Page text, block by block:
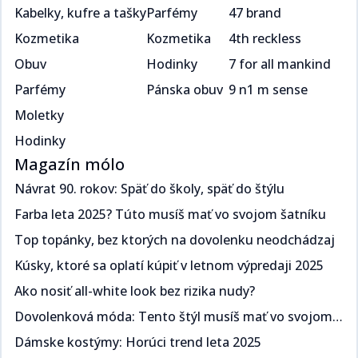
Kabelky, kufre a tašky
Kozmetika
Obuv
Parfémy
Moletky
Hodinky
Parfémy
Kozmetika
Hodinky
Pánska obuv
47 brand
4th reckless
7 for all mankind
9 n1 m sense
Magazín mólo
Návrat 90. rokov: Späť do školy, späť do štýlu​​​​‌ ‍ ​‍​‍‌‍ ‌ ​‍‌‍‍‌‌‍‌ ‌‍‍‌‌‍ ‍​‍​‍​ ‍‍​‍​‍‌ ​ ‌‍​‌‌‍ ‍‌‍‍‌‌ ‌​‌ ‍‌​‍ ‍‌‍‍‌‌‍ ​‍​‍​‍ ​​‍​‍‌‍‍​‌ ​‍‌‍‌‌‌‍‌‍​‍​‍​ ‍‍​‍​‍‌‍‍​‌ ‌​‌ ‌​‌ ​​​ ‍‍​‍ ​‍ ‌‍ ​‌‍ ‌‍​ ‌‍​‌‌‍ ​‌‍‍​‌‍ ‌ ​ ‌ ‌​​ ‍‍​ ​ ​ ​​​ ​​​ ​​​‍ ‌ ​ ‌ ‌​‌ ‌‌‌‍‌​‌‍‍‌‌‍ ​‍ ‌‍‍‌‌‍ ‍‌ ‌​‌‍‌‌‌‍ ‍‌ ‌​​‍ ‌‍‌‌‌‍‌​‌‍‍‌‌ ‌​​‍ ‌‍ ‌‌‍ ‌‍‌​‌‍‌‌​ ‌‌ ​​‌ ​‍‌‍‌‌‌ ​ ‌‍‌‌‌‍ ‍‌ ‌​‌‍​‌‌ ‌​‌‍‍‌‌‍ ‌‍ ‍​ ‍ ‌‍‍‌‌‍‌​​ ‌​ ​‍‌‍​ ‌‍​ ‌‍‌​​ ‍​​ ‍​​ ‌‌​ ​‌​‍ ‌​ ‍​​ ​ ‌‍​‌​ ​‌​‍ ‌​ ‌​‌‍‌​​ ​‌​ ​‍​‍ ‌‌‍​‌‌‍​‌​ ​​​ ​​​‍ ‌​ ‍‌​ ‌ ​ ​‌‌‍​ ​ ​‌​ ​‌‌‍​‍‌‍‌​​ ​‍‌‍‌​‌‍‌‍​ ‌ ​ ‍ ‌ ‌​‌ ‍‌‌ ​​‌‍‌‌​ ‌‌ ​​‌‍ ‌ ​ ‌ ‌​​ ‍ ‌ ​​‌‍​‌‌ ‌​‌‍‍​​ ‌‌ ‌​‌‍‍‌‌ ‌​‌‍ ​‌‍‌‌​ ‌‍​‍‌‍​‌‌ ​ ‌‍‌‌‌‌‌‌‌ ​‍‌‍ ​​ ‌‌‍‍​‌ ‌​‌ ‌​‌ ​​​‍‌‌​ ​ ‌​​‌​‍‌‌​ ​‍‌​‌‍​‍‌‌​ ​‍‌​‌‍‌‍ ​‌‍ ‌‍​ ‌‍​‌‌‍ ​‌‍‍​‌‍ ‌ ​ ‌ ‌​​‍‌‌​ ​ ‌​​‌​ ​ ​ ​​​ ​​​ ​​​‍‌‌​ ​‍‌​‌‍‌ ​ ‌ ‌​‌ ‌‌‌‍‌​‌‍‍‌‌‍ ​‍‌‍‌‍‍‌‌‍‌​​ ‌​ ​‍‌‍​ ‌‍​ ‌‍‌​​ ‍​​ ‍​​ ‌‌​ ​‌​‍ ‌​ ‍​​ ​ ‌‍​‌​ ​‌​‍ ‌​ ‌​‌‍‌​​ ​‌​ ​‍​‍ ‌‌‍​‌‌‍​‌​ ​​​ ​​​‍ ‌​ ‍‌​ ‌ ​ ​‌‌‍​ ​ ​‌​ ​‌‌‍​‍‌‍‌​​ ​‍‌‍‌​‌‍‌‍​ ‌ ​‍‌‍‌ ‌​‌ ‍‌‌ ​​‌‍‌‌​ ‌‌ ​​‌‍ ‌ ​ ‌ ‌​​‍‌‍‌ ​​‌‍​‌‌ ‌​‌‍‍​​ ‌‌ ‌​‌‍‍‌‌ ‌​‌‍ ​‌‍‌‌​‍‌‍‌ ​​‌‍‌‌‌ ​‍‌ ​ ‌ ​​‌‍‌‌‌‍​ ‌ ‌​‌‍‍‌‌ ‌‍‌‍‌‌​ ‌‌ ​​‌ ‌‌‌‍​‍‌‍ ​‌‍‍‌‌ ​ ‌‍‍​‌‍‌‌‌‍‌​​‍​‍‌ ‌
Farba leta 2025? Túto musíš mať vo svojom šatníku ​​​​‌ ‍ ​‍​‍‌‍ ‌ ​‍‌‍‍‌‌‍‌ ‌‍‍‌‌‍ ‍​‍​‍​ ‍‍​‍​‍‌ ​ ‌‍​‌‌‍ ‍‌‍‍‌‌ ‌​‌ ‍‌​‍ ‍‌‍‍‌‌‍ ​‍​‍​‍ ​​‍​‍‌‍‍​‌ ​‍‌‍‌‌‌‍‌‍​‍​‍​ ‍‍​‍​‍‌‍‍​‌ ‌​‌ ‌​‌ ​​​ ‍‍​‍ ​‍ ‌‍ ​‌‍ ‌‍​ ‌‍​‌‌‍ ​‌‍‍​‌‍ ‌ ​ ‌ ‌​​ ‍‍​ ​ ​ ​​​ ​​​ ​​​‍ ‌ ​ ‌ ‌​‌ ‌‌‌‍‌​‌‍‍‌‌‍ ​‍ ‌‍‍‌‌‍ ‍‌ ‌​‌‍‌‌‌‍ ‍‌ ‌​​‍ ‌‍‌‌‌‍‌​‌‍‍‌‌ ‌​​‍ ‌‍ ‌‌‍ ‌‍‌​‌‍‌‌​ ‌‌ ​​‌ ​‍‌‍‌‌‌ ​ ‌‍‌‌‌‍ ‍‌ ‌​‌‍​‌‌ ‌​‌‍‍‌‌‍ ‌‍ ‍​ ‍ ‌‍‍‌‌‍‌​​ ‌​ ​‌‌‍​‌​ ‌​​ ‌‍​ ​​‌‍​‌​ ​‍‌‍​‍​‍ ‌​ ‍​‌‍​‍‌‍​‍‌‍‌‍​‍ ‌​ ‌​‌‍‌‍​ ​​​ ​‍​‍ ‌‌‍​‌‌‍​‍​ ‌ ‌‍‌‍​‍ ‌‌‍‌‍​ ‍‌‌‍​ ‌‍​‍​ ‍‌​ ‍‌‌‍‌‌​ ​​‌‍‌‍​ ​ ‌‍‌​​ ​‍​ ‍ ‌ ‌​‌ ‍‌‌ ​​‌‍‌‌​ ‌‌ ​​‌‍ ‌ ​ ‌ ‌​​ ‍ ‌ ​​‌‍​‌‌ ‌​‌‍‍​​ ‌‌ ‌​‌‍‍‌‌ ‌​‌‍ ​‌‍‌‌​ ‌‍​‍‌‍​‌‌ ​ ‌‍‌‌‌‌‌‌‌ ​‍‌‍ ​​ ‌‌‍‍​‌ ‌​‌ ‌​‌ ​​​‍‌‌​ ​ ‌​​‌​‍‌‌​ ​‍‌​‌‍​‍‌‌​ ​‍‌​‌‍‌‍ ​‌‍ ‌‍​ ‌‍​‌‌‍ ​‌‍‍​‌‍ ‌ ​ ‌ ‌​​‍‌‌​ ​ ‌​​‌​ ​ ​ ​​​ ​​​ ​​​‍‌‌​ ​‍‌​‌‍‌ ​ ‌ ‌​‌ ‌‌‌‍‌​‌‍‍‌‌‍ ​‍‌‍‌‍‍‌‌‍‌​​ ‌​ ​‌‌‍​‌​ ‌​​ ‌‍​ ​​‌‍​‌​ ​‍‌‍​‍​‍ ‌​ ‍​‌‍​‍‌‍​‍‌‍‌‍​‍ ‌​ ‌​‌‍‌‍​ ​​​ ​‍​‍ ‌‌‍​‌‌‍​‍​ ‌ ‌‍‌‍​‍ ‌‌‍‌‍​ ‍‌‌‍​ ‌‍​‍​ ‍‌​ ‍‌‌‍‌‌​ ​​‌‍‌‍​ ​ ‌‍‌​​ ​‍​‍‌‍‌ ‌​‌ ‍‌‌ ​​‌‍‌‌​ ‌‌ ​​‌‍ ‌ ​ ‌ ‌​​‍‌‍‌ ​​‌‍​‌‌ ‌​‌‍‍​​ ‌‌ ‌​‌‍‍‌‌ ‌​‌‍ ​‌‍‌‌​‍‌‍‌ ​​‌‍‌‌‌ ​‍‌ ​ ‌ ​​‌‍‌‌‌‍​ ‌ ‌​‌‍‍‌‌ ‌‍‌‍‌‌​ ‌‌ ​​‌ ‌‌‌‍​‍‌‍ ​‌‍‍‌‌ ​ ‌‍‍​‌‍‌‌‌‍‌​​‍​‍‌ ‌
Top topánky, bez ktorých na dovolenku neodchádzaj​​​​‌ ‍ ​‍​‍‌‍ ‌ ​‍‌‍‍‌‌‍‌ ‌‍‍‌‌‍ ‍​‍​‍​ ‍‍​‍​‍‌ ​ ‌‍​‌‌‍ ‍‌‍‍‌‌ ‌​‌ ‍‌​‍ ‍‌‍‍‌‌‍ ​‍​‍​‍ ​​‍​‍‌‍‍​‌ ​‍‌‍‌‌‌‍‌‍​‍​‍​ ‍‍​‍​‍‌‍‍​‌ ‌​‌ ‌​‌ ​​​ ‍‍​‍ ​‍ ‌‍ ​‌‍ ‌‍​ ‌‍​‌‌‍ ​‌‍‍​‌‍ ‌ ​ ‌ ‌​​ ‍‍​ ​ ​ ​​​ ​​​ ​​​‍ ‌ ​ ‌ ‌​‌ ‌‌‌‍‌​‌‍‍‌‌‍ ​‍ ‌‍‍‌‌‍ ‍‌ ‌​‌‍‌‌‌‍ ‍‌ ‌​​‍ ‌‍‌‌‌‍‌​‌‍‍‌‌ ‌​​‍ ‌‍ ‌‌‍ ‌‍‌​‌‍‌‌​ ‌‌ ​​‌ ​‍‌‍‌‌‌ ​ ‌‍‌‌‌‍ ‍‌ ‌​‌‍​‌‌ ‌​‌‍‍‌‌‍ ‌‍ ‍​ ‍ ‌‍‍‌‌‍‌​​ ‌​ ​‌​ ‍‌​ ​‍‌‍​ ​ ‌ ​ ​‌​ ‌‌​ ​‍​‍ ‌‌‍​‌‌‍​‌​ ‍​‌‍​‍​‍ ‌​ ‌​​ ‌‌​ ‍‌‌‍‌‍​‍ ‌‌‍​‌​ ‍​​ ‌ ​ ‍​​‍ ‌​ ‍‌​ ‌ ​ ​​​ ‍‌‌‍​ ​ ‍​​ ‍‌​ ​‍​ ​​‌‍‌‍‌‍​‍‌‍‌‌​ ‍ ‌ ‌​‌ ‍‌‌ ​​‌‍‌‌​ ‌‌ ​​‌‍ ‌ ​ ‌ ‌​​ ‍ ‌ ​​‌‍​‌‌ ‌​‌‍‍​​ ‌‌ ‌​‌‍‍‌‌ ‌​‌‍ ​‌‍‌‌​ ‌‍​‍‌‍​‌‌ ​ ‌‍‌‌‌‌‌‌‌ ​‍‌‍ ​​ ‌‌‍‍​‌ ‌​‌ ‌​‌ ​​​‍‌‌​ ​ ‌​​‌​‍‌‌​ ​‍‌​‌‍​‍‌‌​ ​‍‌​‌‍‌‍ ​‌‍ ‌‍​ ‌‍​‌‌‍ ​‌‍‍​‌‍ ‌ ​ ‌ ‌​​‍‌‌​ ​ ‌​​‌​ ​ ​ ​​​ ​​​ ​​​‍‌‌​ ​‍‌​‌‍‌ ​ ‌ ‌​‌ ‌‌‌‍‌​‌‍‍‌‌‍ ​‍‌‍‌‍‍‌‌‍‌​​ ‌​ ​‌​ ‍‌​ ​‍‌‍​ ​ ‌ ​ ​‌​ ‌‌​ ​‍​‍ ‌‌‍​‌‌‍​‌​ ‍​‌‍​‍​‍ ‌​ ‌​​ ‌‌​ ‍‌‌‍‌‍​‍ ‌‌‍​‌​ ‍​​ ‌ ​ ‍​​‍ ‌​ ‍‌​ ‌ ​ ​​​ ‍‌‌‍​ ​ ‍​​ ‍‌​ ​‍​ ​​‌‍‌‍‌‍​‍‌‍‌‌​‍‌‍‌ ‌​‌ ‍‌‌ ​​‌‍‌‌​ ‌‌ ​​‌‍ ‌ ​ ‌ ‌​​‍‌‍‌ ​​‌‍​‌‌ ‌​‌‍‍​​ ‌‌ ‌​‌‍‍‌‌ ‌​‌‍ ​‌‍‌‌​‍‌‍‌ ​​‌‍‌‌‌ ​‍‌ ​ ‌ ​​‌‍‌‌‌‍​ ‌ ‌​‌‍‍‌‌ ‌‍‌‍‌‌​ ‌‌ ​​‌ ‌‌‌‍​‍‌‍ ​‌‍‍‌‌ ​ ‌‍‍​‌‍‌‌‌‍‌​​‍​‍‌ ‌
Kúsky, ktoré sa oplatí kúpiť v letnom výpredaji 2025​​​​‌ ‍ ​‍​‍‌‍ ‌ ​‍‌‍‍‌‌‍‌ ‌‍‍‌‌‍ ‍​‍​‍​ ‍‍​‍​‍‌ ​ ‌‍​‌‌‍ ‍‌‍‍‌‌ ‌​‌ ‍‌​‍ ‍‌‍‍‌‌‍ ​‍​‍​‍ ​​‍​‍‌‍‍​‌ ​‍‌‍‌‌‌‍‌‍​‍​‍​ ‍‍​‍​‍‌‍‍​‌ ‌​‌ ‌​‌ ​​​ ‍‍​‍ ​‍ ‌‍ ​‌‍ ‌‍​ ‌‍​‌‌‍ ​‌‍‍​‌‍ ‌ ​ ‌ ‌​​ ‍‍​ ​ ​ ​​​ ​​​ ​​​‍ ‌ ​ ‌ ‌​‌ ‌‌‌‍‌​‌‍‍‌‌‍ ​‍ ‌‍‍‌‌‍ ‍‌ ‌​‌‍‌‌‌‍ ‍‌ ‌​​‍ ‌‍‌‌‌‍‌​‌‍‍‌‌ ‌​​‍ ‌‍ ‌‌‍ ‌‍‌​‌‍‌‌​ ‌‌ ​​‌ ​‍‌‍‌‌‌ ​ ‌‍‌‌‌‍ ‍‌ ‌​‌‍​‌‌ ‌​‌‍‍‌‌‍ ‌‍ ‍​ ‍ ‌‍‍‌‌‍‌​​ ‌‌‍​‌‌‍​‍​ ​ ​ ‌​‌‍‌​‌‍‌‌​ ​ ‌‍‌​​‍ ‌​ ‍‌​ ​‌​ ‍‌​ ​‍​‍ ‌​ ‌​‌‍​‌​ ​‌​ ‍​​‍ ‌‌‍​‌​ ‌‌​ ‍​‌‍‌‌​‍ ‌‌‍‌‍​ ‌‌‌‍​‌‌‍​‌​ ​‌‌‍​ ​ ‍‌​ ‌ ‌‍‌​‌‍​‌​ ​​‌‍​ ​ ‍ ‌ ‌​‌ ‍‌‌ ​​‌‍‌‌​ ‌‌ ​​‌‍ ‌ ​ ‌ ‌​​ ‍ ‌ ​​‌‍​‌‌ ‌​‌‍‍​​ ‌‌ ‌​‌‍‍‌‌ ‌​‌‍ ​‌‍‌‌​ ‌‍​‍‌‍​‌‌ ​ ‌‍‌‌‌‌‌‌‌ ​‍‌‍ ​​ ‌‌‍‍​‌ ‌​‌ ‌​‌ ​​​‍‌‌​ ​ ‌​​‌​‍‌‌​ ​‍‌​‌‍​‍‌‌​ ​‍‌​‌‍‌‍ ​‌‍ ‌‍​ ‌‍​‌‌‍ ​‌‍‍​‌‍ ‌ ​ ‌ ‌​​‍‌‌​ ​ ‌​​‌​ ​ ​ ​​​ ​​​ ​​​‍‌‌​ ​‍‌​‌‍‌ ​ ‌ ‌​‌ ‌‌‌‍‌​‌‍‍‌‌‍ ​‍‌‍‌‍‍‌‌‍‌​​ ‌‌‍​‌‌‍​‍​ ​ ​ ‌​‌‍‌​‌‍‌‌​ ​ ‌‍‌​​‍ ‌​ ‍‌​ ​‌​ ‍‌​ ​‍​‍ ‌​ ‌​‌‍​‌​ ​‌​ ‍​​‍ ‌‌‍​‌​ ‌‌​ ‍​‌‍‌‌​‍ ‌‌‍‌‍​ ‌‌‌‍​‌‌‍​‌​ ​‌‌‍​ ​ ‍‌​ ‌ ‌‍‌​‌‍​‌​ ​​‌‍​ ​‍‌‍‌ ‌​‌ ‍‌‌ ​​‌‍‌‌​ ‌‌ ​​‌‍ ‌ ​ ‌ ‌​​‍‌‍‌ ​​‌‍​‌‌ ‌​‌‍‍​​ ‌‌ ‌​‌‍‍‌‌ ‌​‌‍ ​‌‍‌‌​‍‌‍‌ ​​‌‍‌‌‌ ​‍‌ ​ ‌ ​​‌‍‌‌‌‍​ ‌ ‌​‌‍‍‌‌ ‌‍‌‍‌‌​ ‌‌ ​​‌ ‌‌‌‍​‍‌‍ ​‌‍‍‌‌ ​ ‌‍‍​‌‍‌‌‌‍‌​​‍​‍‌ ‌
Ako nosiť all-white look bez rizika nudy?​​​​‌ ‍ ​‍​‍‌‍ ‌ ​‍‌‍‍‌‌‍‌ ‌‍‍‌‌‍ ‍​‍​‍​ ‍‍​‍​‍‌ ​ ‌‍​‌‌‍ ‍‌‍‍‌‌ ‌​‌ ‍‌​‍ ‍‌‍‍‌‌‍ ​‍​‍​‍ ​​‍​‍‌‍‍​‌ ​‍‌‍‌‌‌‍‌‍​‍​‍​ ‍‍​‍​‍‌‍‍​‌ ‌​‌ ‌​‌ ​​​ ‍‍​‍ ​‍ ‌‍ ​‌‍ ‌‍​ ‌‍​‌‌‍ ​‌‍‍​‌‍ ‌ ​ ‌ ‌​​ ‍‍​ ​ ​ ​​​ ​​​ ​​​‍ ‌ ​ ‌ ‌​‌ ‌‌‌‍‌​‌‍‍‌‌‍ ​‍ ‌‍‍‌‌‍ ‍‌ ‌​‌‍‌‌‌‍ ‍‌ ‌​​‍ ‌‍‌‌‌‍‌​‌‍‍‌‌ ‌​​‍ ‌‍ ‌‌‍ ‌‍‌​‌‍‌‌​ ‌‌ ​​‌ ​‍‌‍‌‌‌ ​ ‌‍‌‌‌‍ ‍‌ ‌​‌‍​‌‌ ‌​‌‍‍‌‌‍ ‌‍ ‍​ ‍ ‌‍‍‌‌‍‌​​ ‌‌‍‌‍​ ‌‌​ ‍‌​ ‍‌​ ‍​​ ‌‌‌‍‌‍​ ​ ​‍ ‌​ ‍‌‌‍​ ​ ​ ‌‍​‌​‍ ‌​ ‌​‌‍‌‌​ ‌​​ ​​​‍ ‌​ ‍​​ ‌ ​ ​‍‌‍‌‌​‍ ‌​ ‌​​ ​‌‌‍‌​‌‍‌‌‌‍‌‌‌‍​‍‌‍‌‌​ ​‌​ ‍‌‌‍‌‌​ ‌‍​ ‌ ​ ‍ ‌ ‌​‌ ‍‌‌ ​​‌‍‌‌​ ‌‌ ​​‌‍ ‌ ​ ‌ ‌​​ ‍ ‌ ​​‌‍​‌‌ ‌​‌‍‍​​ ‌‌ ‌​‌‍‍‌‌ ‌​‌‍ ​‌‍‌‌​ ‌‍​‍‌‍​‌‌ ​ ‌‍‌‌‌‌‌‌‌ ​‍‌‍ ​​ ‌‌‍‍​‌ ‌​‌ ‌​‌ ​​​‍‌‌​ ​ ‌​​‌​‍‌‌​ ​‍‌​‌‍​‍‌‌​ ​‍‌​‌‍‌‍ ​‌‍ ‌‍​ ‌‍​‌‌‍ ​‌‍‍​‌‍ ‌ ​ ‌ ‌​​‍‌‌​ ​ ‌​​‌​ ​ ​ ​​​ ​​​ ​​​‍‌‌​ ​‍‌​‌‍‌ ​ ‌ ‌​‌ ‌‌‌‍‌​‌‍‍‌‌‍ ​‍‌‍‌‍‍‌‌‍‌​​ ‌‌‍‌‍​ ‌‌​ ‍‌​ ‍‌​ ‍​​ ‌‌‌‍‌‍​ ​ ​‍ ‌​ ‍‌‌‍​ ​ ​ ‌‍​‌​‍ ‌​ ‌​‌‍‌‌​ ‌​​ ​​​‍ ‌​ ‍​​ ‌ ​ ​‍‌‍‌‌​‍ ‌​ ‌​​ ​‌‌‍‌​‌‍‌‌‌‍‌‌‌‍​‍‌‍‌‌​ ​‌​ ‍‌‌‍‌‌​ ‌‍​ ‌ ​‍‌‍‌ ‌​‌ ‍‌‌ ​​‌‍‌‌​ ‌‌ ​​‌‍ ‌ ​ ‌ ‌​​‍‌‍‌ ​​‌‍​‌‌ ‌​‌‍‍​​ ‌‌ ‌​‌‍‍‌‌ ‌​‌‍ ​‌‍‌‌​‍‌‍‌ ​​‌‍‌‌‌ ​‍‌ ​ ‌ ​​‌‍‌‌‌‍​ ‌ ‌​‌‍‍‌‌ ‌‍‌‍‌‌​ ‌‌ ​​‌ ‌‌‌‍​‍‌‍ ​‌‍‍‌‌ ​ ‌‍‍​‌‍‌‌‌‍‌​​‍​‍‌ ‌
Dovolenková móda: Tento štýl musíš mať vo svojom šatníku ​​​​‌ ‍ ​‍​‍‌‍ ‌ ​‍‌‍‍‌‌‍‌ ‌‍‍‌‌‍ ‍​‍​‍​ ‍‍​‍​‍‌ ​ ‌‍​‌‌‍ ‍‌‍‍‌‌ ‌​‌ ‍‌​‍ ‍‌‍‍‌‌‍ ​‍​‍​‍ ​​‍​‍‌‍‍​‌ ​‍‌‍‌‌‌‍‌‍​‍​‍​ ‍‍​‍​‍‌‍‍​‌ ‌​‌ ‌​‌ ​​​ ‍‍​‍ ​‍ ‌‍ ​‌‍ ‌‍​ ‌‍​‌‌‍ ​‌‍‍​‌‍ ‌ ​ ‌ ‌​​ ‍‍​ ​ ​ ​​​ ​​​ ​​​‍ ‌ ​ ‌ ‌​‌ ‌‌‌‍‌​‌‍‍‌‌‍ ​‍ ‌‍‍‌‌‍ ‍‌ ‌​‌‍‌‌‌‍ ‍‌ ‌​​‍ ‌‍‌‌‌‍‌​‌‍‍‌‌ ‌​​‍ ‌‍ ‌‌‍ ‌‍‌​‌‍‌‌​ ‌‌ ​​‌ ​‍‌‍‌‌‌ ​ ‌‍‌‌‌‍ ‍‌ ‌​‌‍​‌‌ ‌​‌‍‍‌‌‍ ‌‍ ‍​ ‍ ‌‍‍‌‌‍‌​​ ‌​ ​​​ ‌‌​ ​​‌‍‌‌​ ‍​‌‍‌​​ ​​‌‍‌‌​‍ ‌​ ​​​ ‍‌​ ‌ ​ ‍​​‍ ‌​ ‌​​ ​ ‌‍​ ​ ‌​​‍ ‌​ ‍‌‌‍​‌​ ‍‌​ ​​​‍ ‌​ ‍​​ ​‌​ ‍​​ ​‍​ ​​‌‍‌‌​ ​ ​ ​‌​ ​ ‌‍​ ​ ‍​​ ​‍​ ‍ ‌ ‌​‌ ‍‌‌ ​​‌‍‌‌​ ‌‌ ​​‌‍ ‌ ​ ‌ ‌​​ ‍ ‌ ​​‌‍​‌‌ ‌​‌‍‍​​ ‌‌ ‌​‌‍‍‌‌ ‌​‌‍ ​‌‍‌‌​ ‌‍​‍‌‍​‌‌ ​ ‌‍‌‌‌‌‌‌‌ ​‍‌‍ ​​ ‌‌‍‍​‌ ‌​‌ ‌​‌ ​​​‍‌‌​ ​ ‌​​‌​‍‌‌​ ​‍‌​‌‍​‍‌‌​ ​‍‌​‌‍‌‍ ​‌‍ ‌‍​ ‌‍​‌‌‍ ​‌‍‍​‌‍ ‌ ​ ‌ ‌​​‍‌‌​ ​ ‌​​‌​ ​ ​ ​​​ ​​​ ​​​‍‌‌​ ​‍‌​‌‍‌ ​ ‌ ‌​‌ ‌‌‌‍‌​‌‍‍‌‌‍ ​‍‌‍‌‍‍‌‌‍‌​​ ‌​ ​​​ ‌‌​ ​​‌‍‌‌​ ‍​‌‍‌​​ ​​‌‍‌‌​‍ ‌​ ​​​ ‍‌​ ‌ ​ ‍​​‍ ‌​ ‌​​ ​ ‌‍​ ​ ‌​​‍ ‌​ ‍‌‌‍​‌​ ‍‌​ ​​​‍ ‌​ ‍​​ ​‌​ ‍​​ ​‍​ ​​‌‍‌‌​ ​ ​ ​‌​ ​ ‌‍​ ​ ‍​​ ​‍​‍‌‍‌ ‌​‌ ‍‌‌ ​​‌‍‌‌​ ‌‌ ​​‌‍ ‌ ​ ‌ ‌​​‍‌‍‌ ​​‌‍​‌‌ ‌​‌‍‍​​ ‌‌ ‌​‌‍‍‌‌ ‌​‌‍ ​‌‍‌‌​‍‌‍‌ ​​‌‍‌‌‌ ​‍‌ ​ ‌ ​​‌‍‌‌‌‍​ ‌ ‌​‌‍‍‌‌ ‌‍‌‍‌‌​ ‌‌ ​​‌ ‌‌‌‍​‍‌‍ ​‌‍‍‌‌ ​ ‌‍‍​‌‍‌‌‌‍‌​​‍​‍‌ ‌
Dámske kostýmy: Horúci trend leta 2025 ​​​​‌ ‍ ​‍​‍‌‍ ‌ ​‍‌‍‍‌‌‍‌ ‌‍‍‌‌‍ ‍​‍​‍​ ‍‍​‍​‍‌ ​ ‌‍​‌‌‍ ‍‌‍‍‌‌ ‌​‌ ‍‌​‍ ‍‌‍‍‌‌‍ ​‍​‍​‍ ​​‍​‍‌‍‍​‌ ​‍‌‍‌‌‌‍‌‍​‍​‍​ ‍‍​‍​‍‌‍‍​‌ ‌​‌ ‌​‌ ​​​ ‍‍​‍ ​‍ ‌‍ ​‌‍ ‌‍​ ‌‍​‌‌‍ ​‌‍‍​‌‍ ‌ ​ ‌ ‌​​ ‍‍​ ​ ​ ​​​ ​​​ ​​​‍ ‌ ​ ‌ ‌​‌ ‌‌‌‍‌​‌‍‍‌‌‍ ​‍ ‌‍‍‌‌‍ ‍‌ ‌​‌‍‌‌‌‍ ‍‌ ‌​​‍ ‌‍‌‌‌‍‌​‌‍‍‌‌ ‌​​‍ ‌‍ ‌‌‍ ‌‍‌​‌‍‌‌​ ‌‌ ​​‌ ​‍‌‍‌‌‌ ​ ‌‍‌‌‌‍ ‍‌ ‌​‌‍​‌‌ ‌​‌‍‍‌‌‍ ‌‍ ‍​ ‍ ‌‍‍‌‌‍‌​​ ‌​ ​‌​ ‍​​ ‍‌​ ​‌​ ‌​​ ‌‍‌‍‌​‌‍‌​​‍ ‌‌‍‌‌​ ‌ ​ ‌‌​ ‌​​‍ ‌​ ‌​​ ​‍​ ‌‍‌‍‌‍​‍ ‌​ ‍​​ ‌​‌‍‌‍​ ‌ ​‍ ‌​ ​‌‌‍‌​​ ‍‌​ ‌‌‌‍‌‍​ ​ ​ ​ ​ ​‍​ ​​​ ‌‌‌‍‌‍‌‍‌‍​ ‍ ‌ ‌​‌ ‍‌‌ ​​‌‍‌‌​ ‌‌ ​​‌‍ ‌ ​ ‌ ‌​​ ‍ ‌ ​​‌‍​‌‌ ‌​‌‍‍​​ ‌‌ ‌​‌‍‍‌‌ ‌​‌‍ ​‌‍‌‌​ ‌‍​‍‌‍​‌‌ ​ ‌‍‌‌‌‌‌‌‌ ​‍‌‍ ​​ ‌‌‍‍​‌ ‌​‌ ‌​‌ ​​​‍‌‌​ ​ ‌​​‌​‍‌‌​ ​‍‌​‌‍​‍‌‌​ ​‍‌​‌‍‌‍ ​‌‍ ‌‍​ ‌‍​‌‌‍ ​‌‍‍​‌‍ ‌ ​ ‌ ‌​​‍‌‌​ ​ ‌​​‌​ ​ ​ ​​​ ​​​ ​​​‍‌‌​ ​‍‌​‌‍‌ ​ ‌ ‌​‌ ‌‌‌‍‌​‌‍‍‌‌‍ ​‍‌‍‌‍‍‌‌‍‌​​ ‌​ ​‌​ ‍​​ ‍‌​ ​‌​ ‌​​ ‌‍‌‍‌​‌‍‌​​‍ ‌‌‍‌‌​ ‌ ​ ‌‌​ ‌​​‍ ‌​ ‌​​ ​‍​ ‌‍‌‍‌‍​‍ ‌​ ‍​​ ‌​‌‍‌‍​ ‌ ​‍ ‌​ ​‌‌‍‌​​ ‍‌​ ‌‌‌‍‌‍​ ​ ​ ​ ​ ​‍​ ​​​ ‌‌‌‍‌‍‌‍‌‍​‍‌‍‌ ‌​‌ ‍‌‌ ​​‌‍‌‌​ ‌‌ ​​‌‍ ‌ ​ ‌ ‌​​‍‌‍‌ ​​‌‍​‌‌ ‌​‌‍‍​​ ‌‌ ‌​‌‍‍‌‌ ‌​‌‍ ​‌‍‌‌​‍‌‍‌ ​​‌‍‌‌‌ ​‍‌ ​ ‌ ​​‌‍‌‌‌‍​ ‌ ‌​‌‍‍‌‌ ‌‍‌‍‌‌​ ‌‌ ​​‌ ‌‌‌‍​‍‌‍ ​‌‍‍‌‌ ​ ‌‍‍​‌‍‌‌‌‍‌​​‍​‍‌ ‌